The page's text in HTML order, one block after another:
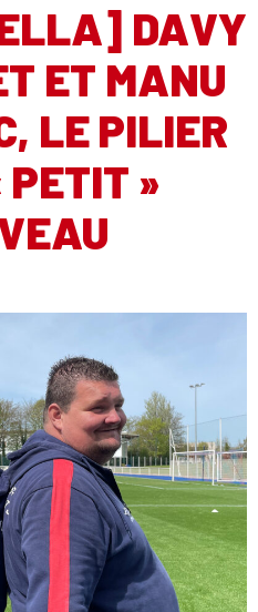
DAVY
ET MANU
LE PILIER
PETIT »